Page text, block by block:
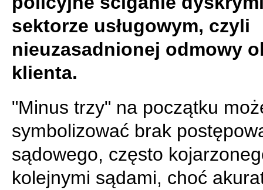
sektorze usługowym, czyli
nieuzasadnionej odmowy
klienta.
"Minus trzy" na początku
symbolizować brak
sądowego, często
kolejnymi sądami, choć